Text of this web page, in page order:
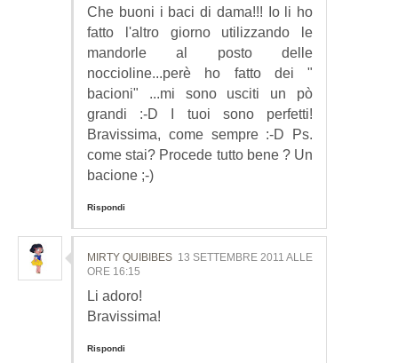
Che buoni i baci di dama!!! Io li ho
fatto l'altro giorno utilizzando le
mandorle al posto delle
noccioline...perè ho fatto dei "
bacioni" ...mi sono usciti un pò
grandi :-D I tuoi sono perfetti!
Bravissima, come sempre :-D Ps.
come stai? Procede tutto bene ? Un
bacione ;-)
Rispondi
MIRTY QUIBIBES 13 SETTEMBRE 2011 ALLE
ORE 16:15
Li adoro!
Bravissima!
Rispondi